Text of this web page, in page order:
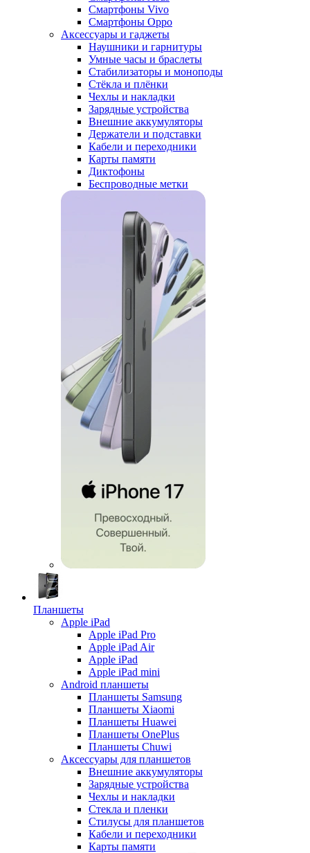
Смартфоны Vivo
Смартфоны Oppo
Аксессуары и гаджеты
Наушники и гарнитуры
Умные часы и браслеты
Стабилизаторы и моноподы
Стёкла и плёнки
Чехлы и накладки
Зарядные устройства
Внешние аккумуляторы
Держатели и подставки
Кабели и переходники
Карты памяти
Диктофоны
Беспроводные метки
Планшеты
Apple iPad
Apple iPad Pro
Apple iPad Air
Apple iPad
Apple iPad mini
Android планшеты
Планшеты Samsung
Планшеты Xiaomi
Планшеты Huawei
Планшеты OnePlus
Планшеты Chuwi
Аксессуары для планшетов
Внешние аккумуляторы
Зарядные устройства
Чехлы и накладки
Стекла и пленки
Стилусы для планшетов
Кабели и переходники
Карты памяти